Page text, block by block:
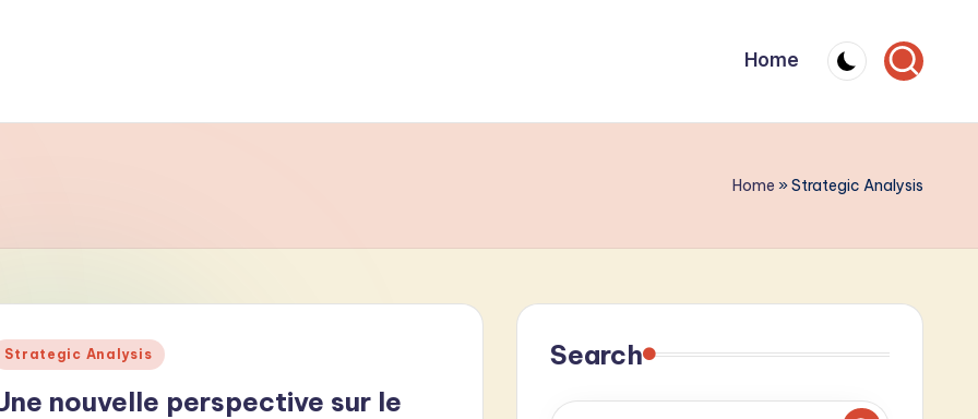
Home
Home »Strategic Analysis
Strategic Analysis
nouvelle perspective sur le
Search